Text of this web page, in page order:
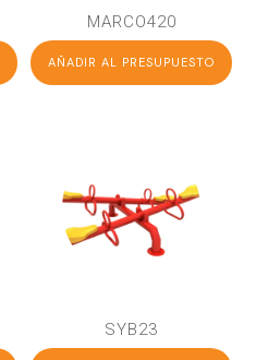
MARCO420
AÑADIR AL PRESUPUESTO
SYB23